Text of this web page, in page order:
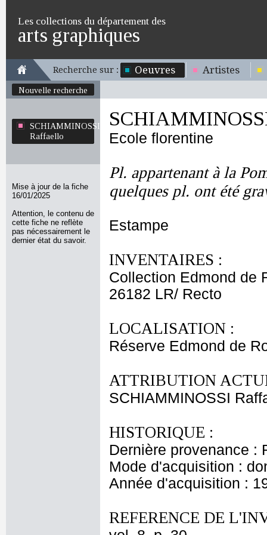
Les collections du département des
arts graphiques
Recherche sur : Oeuvres Artistes
Nouvelle recherche
SCHIAMMINOSSI
Raffaello
Mise à jour de la fiche
16/01/2025
Attention, le contenu de
cette fiche ne reflète
pas nécessairement le
dernier état du savoir.
Ecole florentine
Pl. appartenant à la
quelques pl. ont été
Estampe
INVENTAIRES :
Collection Edmond de
26182 LR/ Recto
LOCALISATION :
Réserve Edmond de
ATTRIBUTION
SCHIAMMINOSSI
HISTORIQUE :
Dernière provenance :
Mode d'acquisition :
Année d'acquisition :
REFERENCE DE